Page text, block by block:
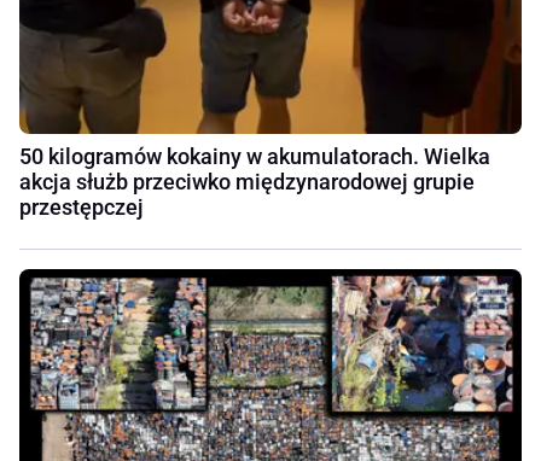
50 kilogramów kokainy w akumulatorach. Wielka
akcja służb przeciwko międzynarodowej grupie
przestępczej